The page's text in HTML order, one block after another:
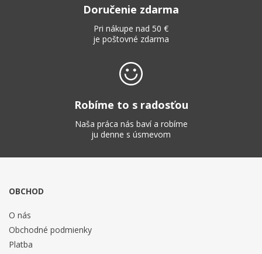
Doručenie zdarma
Pri nákupe nad 50 €
je poštovné zdarma
Robíme to s radosťou
Naša práca nás baví a robíme
ju denne s úsmevom
OBCHOD
O nás
Obchodné podmienky
Platba